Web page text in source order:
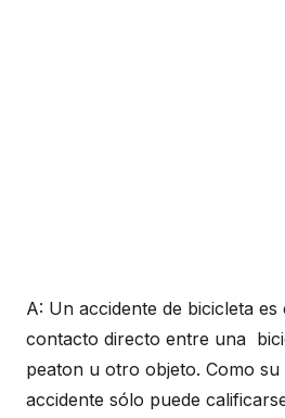
A: Un accidente de bicicleta
contacto directo entre una
peaton u otro objeto. Como
accidente sólo puede